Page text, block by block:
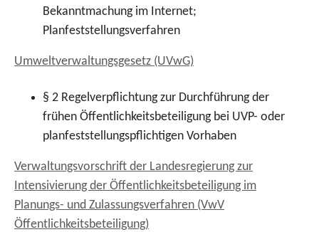
Bekanntmachung im Internet;
Planfeststellungsverfahren
Umweltverwaltungsgesetz (UVwG)
§ 2 Regelverpflichtung zur Durchführung der
frühen Öffentlichkeitsbeteiligung bei UVP- oder
planfeststellungspflichtigen Vorhaben
Verwaltungsvorschrift der Landesregierung zur
Intensivierung der Öffentlichkeitsbeteiligung im
Planungs- und Zulassungsverfahren (VwV
Öffentlichkeitsbeteiligung)